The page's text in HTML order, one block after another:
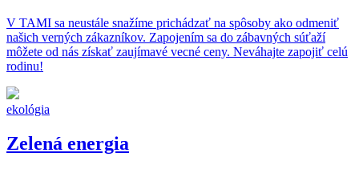
V TAMI sa neustále snažíme prichádzať na spôsoby ako odmeniť
našich verných zákazníkov. Zapojením sa do zábavných súťaží
môžete od nás získať zaujímavé vecné ceny. Neváhajte zapojiť celú
rodinu!
ekológia
Zelená energia